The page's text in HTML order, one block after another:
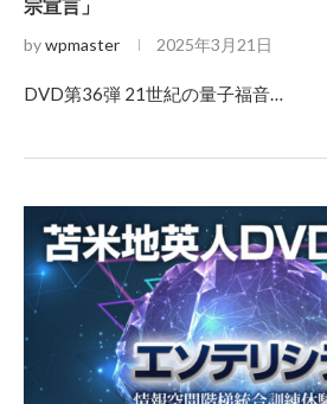
宗宣言」
bywpmaster 2025年3月21日
DVD第36弾 21世紀の量子福音…